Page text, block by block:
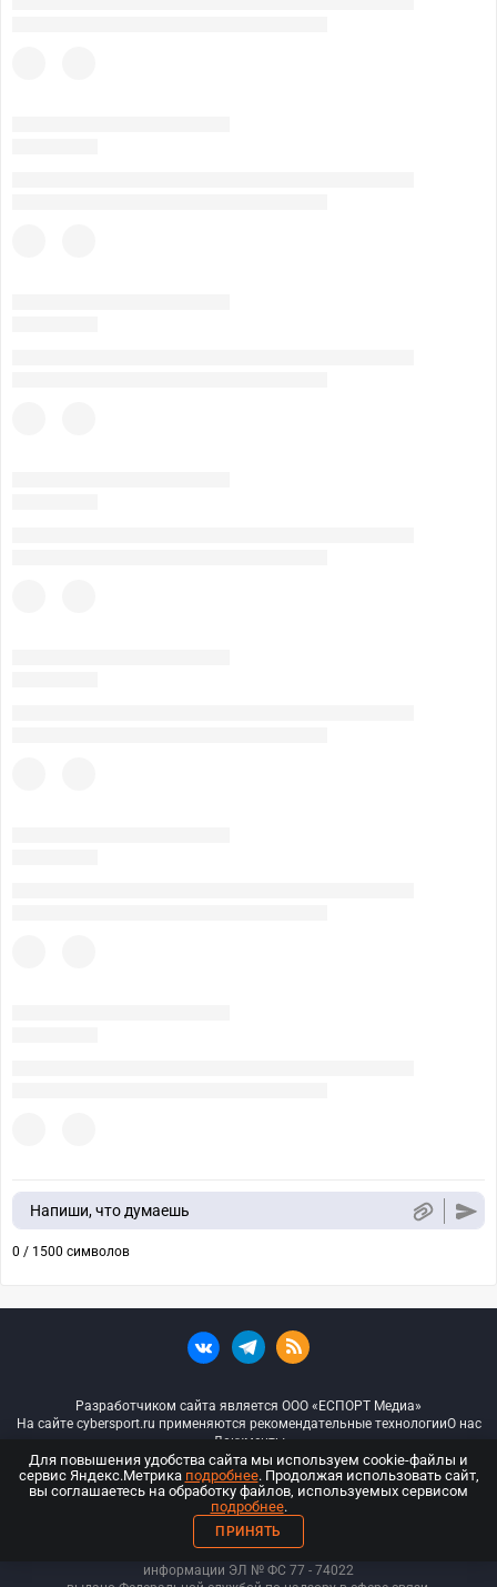
Напиши, что думаешь
0 / 1500 символов
Разработчиком сайта является ООО «ЕСПОРТ Медиа»
На сайте cybersport.ru применяются рекомендательные технологииО нас
Документы
© ООО «Киберспорт.ру» — Все права защищены
18+
ООО «Киберспорт.ру». Свидетельство о регистрации средств массовой
информации ЭЛ № ФС 77 - 74022
Для повышения удобства сайта мы используем cookie-файлы и
сервис Яндекс.Метрика подробнее. Продолжая использовать сайт,
вы соглашаетесь на обработку файлов, используемых сервисом
подробнее.
ПРИНЯТЬ